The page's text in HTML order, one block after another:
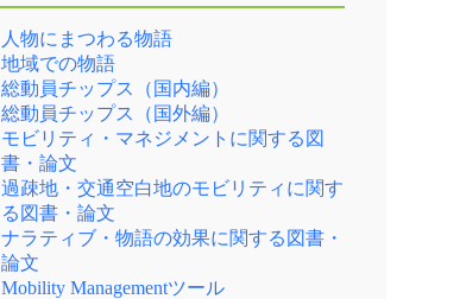
人物にまつわる物語
地域での物語
総動員チップス（国内編）
総動員チップス（国外編）
モビリティ・マネジメントに関する図
書・論文
過疎地・交通空白地のモビリティに関す
る図書・論文
ナラティブ・物語の効果に関する図書・
論文
Mobility Managementツール